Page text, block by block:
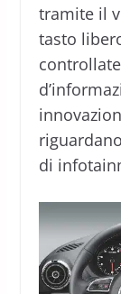
tramite il
tasto
di